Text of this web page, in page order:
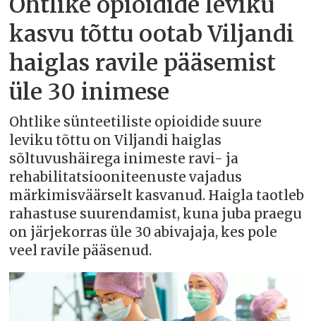
kasvu tõttu ootab Viljandi
haiglas ravile pääsemist
üle 30 inimese
Ohtlike sünteetiliste opioidide suure
leviku tõttu on Viljandi haiglas
sõltuvushäirega inimeste ravi- ja
rehabilitatsiooniteenuste vajadus
märkimisväärselt kasvanud. Haigla taotleb
rahastuse suurendamist, kuna juba praegu
on järjekorras üle 30 abivajaja, kes pole
veel ravile pääsenud.